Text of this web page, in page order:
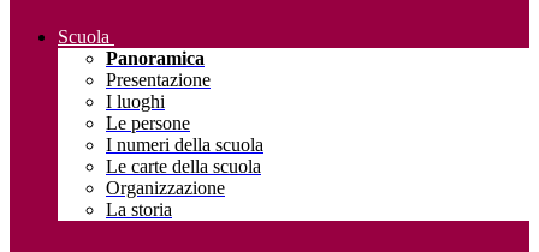
Scuola
Panoramica
Presentazione
I luoghi
Le persone
I numeri della scuola
Le carte della scuola
Organizzazione
La storia